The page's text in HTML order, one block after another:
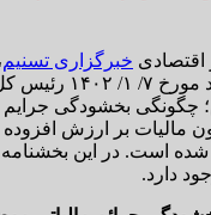
اقتصادی خبرگزاری تسنیم
شماره ۳۱۳/ ۲۰۰/ د
بخشودگی جرایم
مالیات بر ارزش افزوده
شده است. در این
دارد.